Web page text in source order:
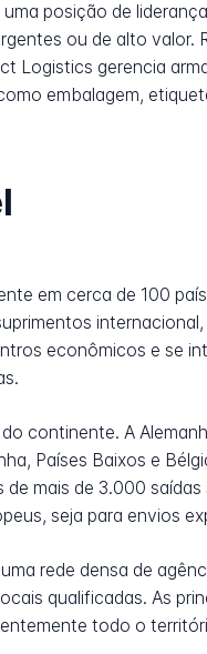
posição de
ou de alto
Logistics gerencia
embalagem,
em cerca de 100
econômicos e se
continente. A
Países Baixos e
mais de 3.000
seja para envios
rede densa de
qualificadas. As
todo o